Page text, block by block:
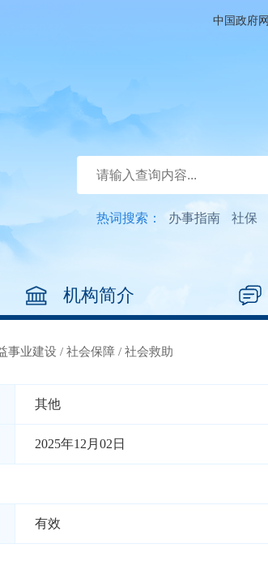
中国政府网
热词搜索： 办事指南 社保
机构简介
事业建设 / 社会保障 / 社会救助
其他
2025年12月02日
有效